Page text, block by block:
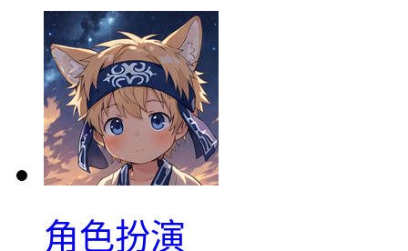
角色扮演